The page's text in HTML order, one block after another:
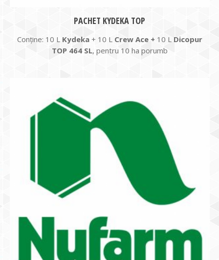
PACHET KYDEKA TOP
Conține: 10 L Kydeka+ 10 LCrew Ace + 10 LDicopur
TOP 464 SL, pentru 10 ha porumb